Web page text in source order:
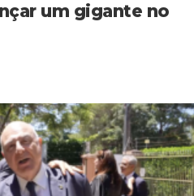
um gigante no